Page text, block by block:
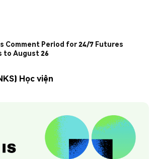
Comment Period for 24/7 Futures
to August 26
Học viện